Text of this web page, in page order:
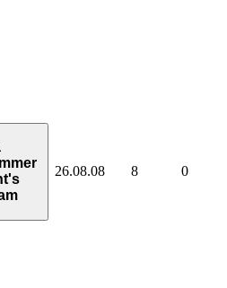
26.08.08 8 0